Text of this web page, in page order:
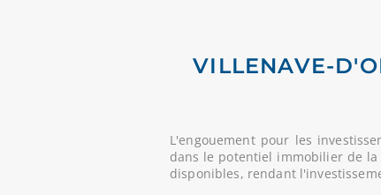
VILLENAVE-
L'engouement pour les
dans le potentiel immobilier de la
disponibles, rendant